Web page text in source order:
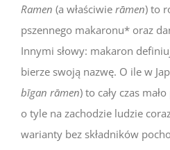
Ramen (a właściwie rāmen) to
pszennego makaronu* oraz
Innymi słowy: makaron
bierze swoją nazwę. O ile w
bīgan rāmen) to cały czas
o tyle na zachodzie ludzie
warianty bez składników